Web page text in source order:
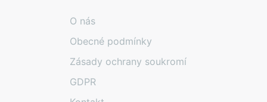
O nás
Obecné podmínky
Zásady ochrany soukromí
GDPR